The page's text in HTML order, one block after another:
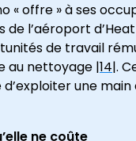
« offre » à ses
l’aéroport
de travail
au nettoyage |14|.
une
ne coûte